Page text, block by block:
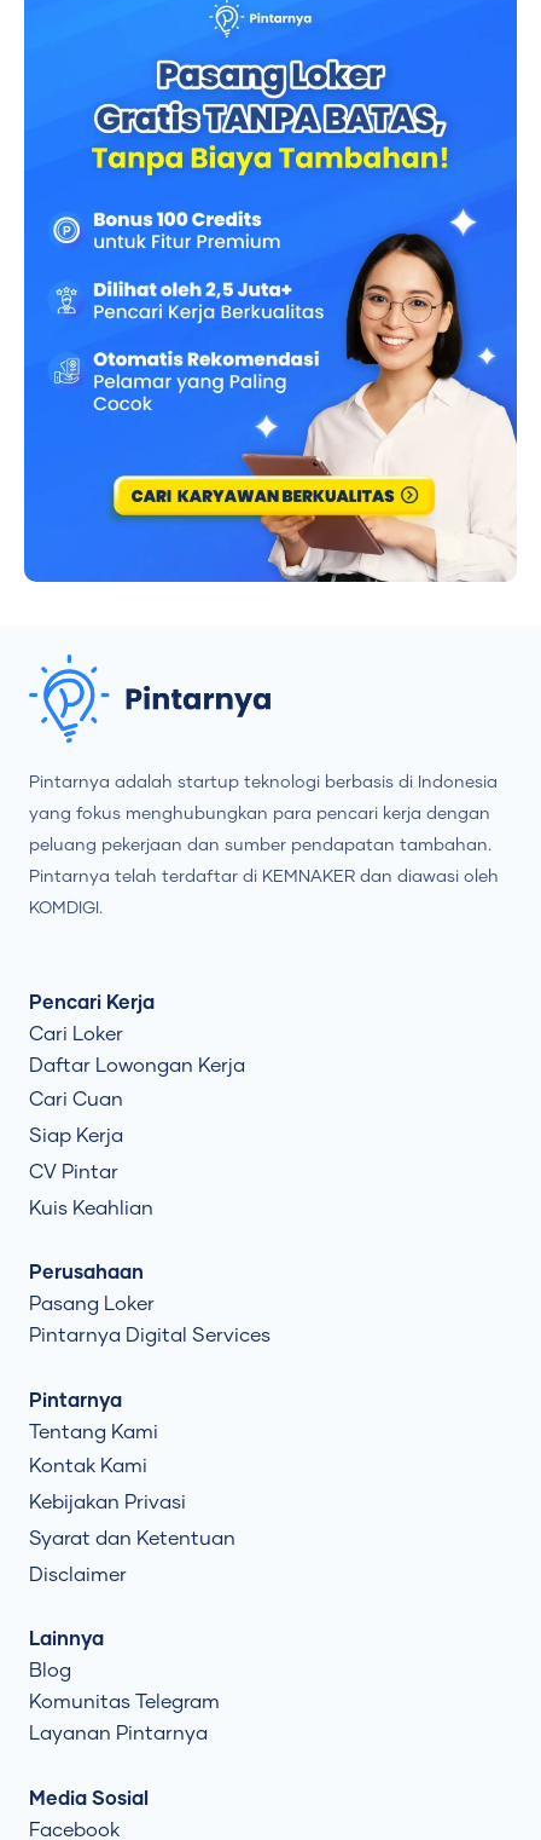
Pintarnya adalah startup teknologi berbasis di Indonesia
yang fokus menghubungkan para pencari kerja dengan
peluang pekerjaan dan sumber pendapatan tambahan.
Pintarnya telah terdaftar di KEMNAKER dan diawasi oleh
KOMDIGI.
Pencari Kerja
Cari Loker
Daftar Lowongan Kerja
Cari Cuan
Siap Kerja
CV Pintar
Kuis Keahlian
Perusahaan
Pasang Loker
Pintarnya Digital Services
Pintarnya
Tentang Kami
Kontak Kami
Kebijakan Privasi
Syarat dan Ketentuan
Disclaimer
Lainnya
Blog
Komunitas Telegram
Layanan Pintarnya
Media Sosial
Facebook